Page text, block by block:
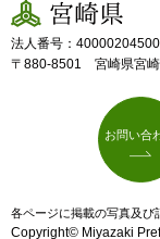
宮崎県
法人番号：
〒880-8501 宮崎県宮
お問い合
各ページに掲載の写真及び
Copyright© Miyazaki